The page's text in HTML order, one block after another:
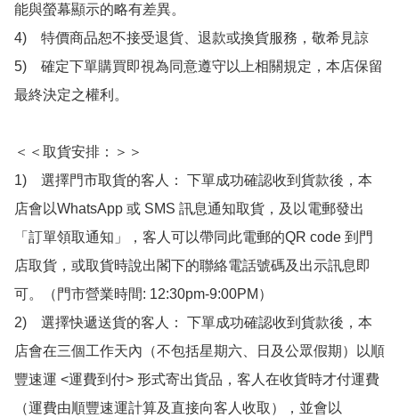
能與螢幕顯示的略有差異。
4)　特價商品恕不接受退貨、退款或換貨服務，敬希見諒
5)　確定下單購買即視為同意遵守以上相關規定，本店保留
最終決定之權利。
＜＜取貨安排：＞＞
1)　選擇門市取貨的客人： 下單成功確認收到貨款後，本
店會以WhatsApp 或 SMS 訊息通知取貨，及以電郵發出
「訂單領取通知」，客人可以帶同此電郵的QR code 到門
店取貨，或取貨時說出閣下的聯絡電話號碼及出示訊息即
可。（門市營業時間: 12:30pm-9:00PM）
2)　選擇快遞送貨的客人： 下單成功確認收到貨款後，本
店會在三個工作天內（不包括星期六、日及公眾假期）以順
豐速運 <運費到付> 形式寄出貨品，客人在收貨時才付運費
（運費由順豐速運計算及直接向客人收取），並會以